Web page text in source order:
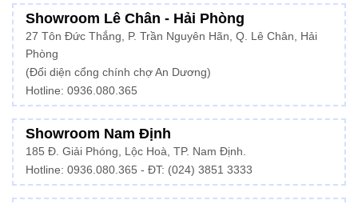
Showroom Lê Chân - Hải Phòng
27 Tôn Đức Thắng, P. Trần Nguyên Hãn, Q. Lê Chân, Hải
Phòng
(Đối diện cổng chính chợ An Dương)
Hotline: 0936.080.365
Showroom Nam Định
185 Đ. Giải Phóng, Lộc Hoà, TP. Nam Định.
Hotline: 0936.080.365 - ĐT: (024) 3851 3333